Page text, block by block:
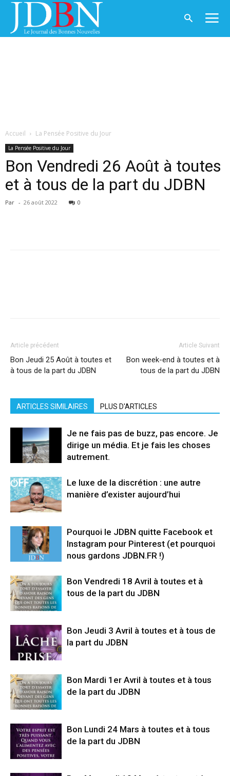
Accueil La Pensée Positive du Jour
La Pensée Positive du Jour
Bon Vendredi 26 Août à toutes
et à tous de la part du JDBN
Par - 26 août 2022 0
Article précédent
Bon Jeudi 25 Août à toutes et
à tous de la part du JDBN
Article Suivant
Bon week-end à toutes et à
tous de la part du JDBN
ARTICLES SIMILAIRES PLUS D'ARTICLES
Je ne fais pas de buzz, pas encore. Je
dirige un média. Et je fais les choses
autrement.
Le luxe de la discrétion : une autre
manière d’exister aujourd’hui
Pourquoi le JDBN quitte Facebook et
Instagram pour Pinterest (et pourquoi
nous gardons JDBN.FR !)
Bon Vendredi 18 Avril à toutes et à
tous de la part du JDBN
Bon Jeudi 3 Avril à toutes et à tous de
la part du JDBN
Bon Mardi 1er Avril à toutes et à tous
de la part du JDBN
Bon Lundi 24 Mars à toutes et à tous
de la part du JDBN